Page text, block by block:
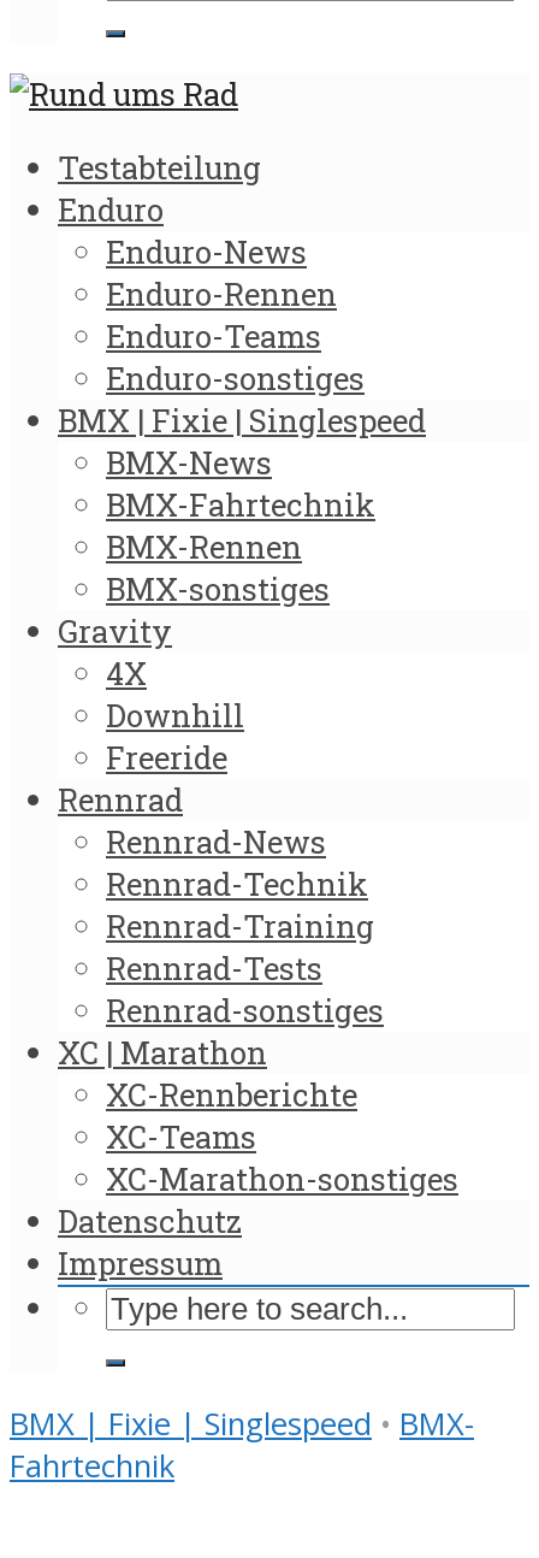
Testabteilung
Enduro
Enduro-News
Enduro-Rennen
Enduro-Teams
Enduro-sonstiges
BMX | Fixie | Singlespeed
BMX-News
BMX-Fahrtechnik
BMX-Rennen
BMX-sonstiges
Gravity
4X
Downhill
Freeride
Rennrad
Rennrad-News
Rennrad-Technik
Rennrad-Training
Rennrad-Tests
Rennrad-sonstiges
XC | Marathon
XC-Rennberichte
XC-Teams
XC-Marathon-sonstiges
Datenschutz
Impressum
BMX | Fixie | Singlespeed • BMX-
Fahrtechnik